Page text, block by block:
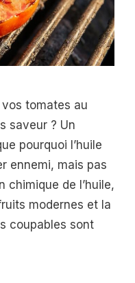
vos tomates au
saveur ? Un
pourquoi l’huile
ennemi, mais pas
chimique de l’huile,
modernes et la
coupables sont